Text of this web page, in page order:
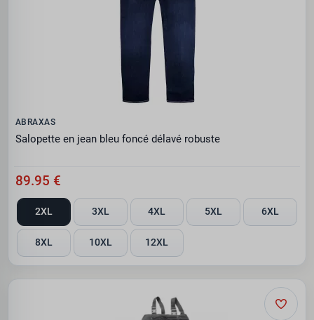
ABRAXAS
Salopette en jean bleu foncé délavé robuste
89.95 €
2XL 3XL 4XL 5XL 6XL
8XL 10XL 12XL